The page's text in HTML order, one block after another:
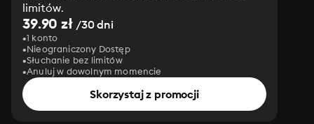
limitów.
39.90 zł/30 dni
1 konto
Nieograniczony Dostęp
Słuchanie bez limitów
Anuluj w dowolnym momencie
Skorzystaj z promocji